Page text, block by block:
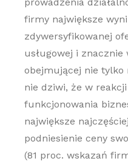
firmy największe
zdywersyfikowanej
usługowej i znacznie
obejmującej nie tylko
nie dziwi, że w
funkcjonowania
największe
podniesienie ceny
(81 proc. wskazań